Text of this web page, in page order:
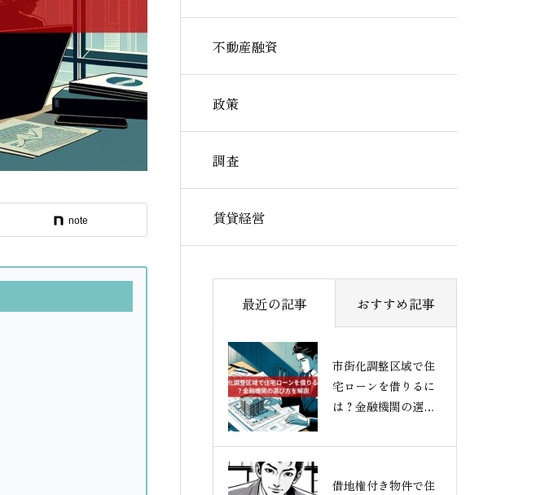
note
不動産融資
政策
調査
賃貸経営
最近の記事 おすすめ記事
市街化調整区域で住
宅ローンを借りるに
は？金融機関の選び
借地権付き物件で住